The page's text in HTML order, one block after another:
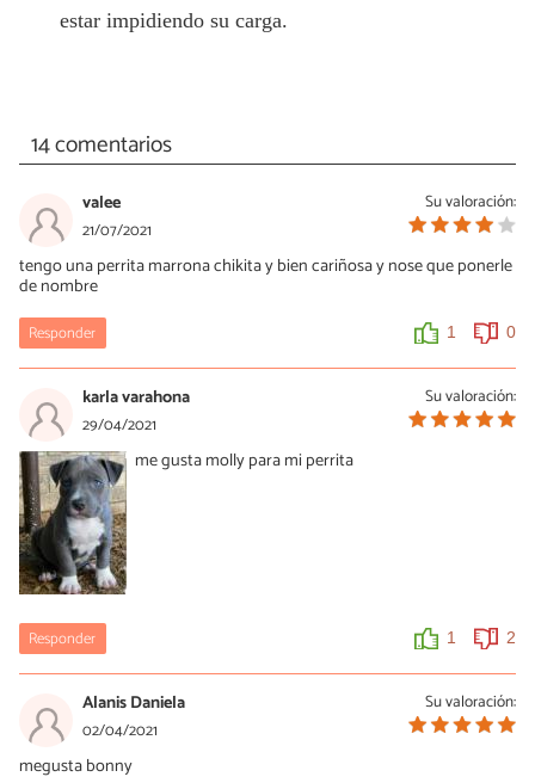
estar impidiendo su carga.
14 comentarios
Su valoración:
valee
21/07/2021
tengo una perrita marrona chikita y bien cariñosa y nose que ponerle
de nombre
Responder 1 0
Su valoración:
karla varahona
29/04/2021
me gusta molly para mi perrita
Responder 1 2
Su valoración:
Alanis Daniela
02/04/2021
megusta bonny